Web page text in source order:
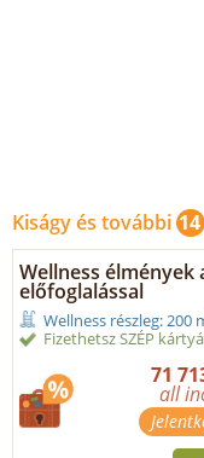
Kiságy és további 14
Wellness élmények
előfoglalással
Wellness részleg: 200
Fizethetsz SZÉP
71
all